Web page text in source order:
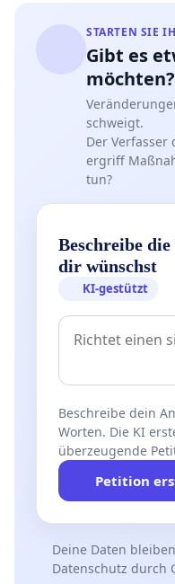
STARTEN SIE
Gibt es
möchten?
schweigt.
Der
ergriff
tun?
Beschreibe
dir wünschst
KI-gestützt
Beschreibe dein
Worten. Die KI
überzeugende
Petition
Deine Daten
Datenschutz durch